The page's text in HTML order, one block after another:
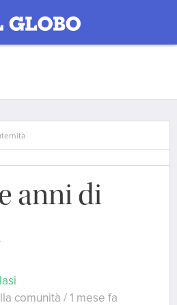
anni di
comunità / 1 mese fa